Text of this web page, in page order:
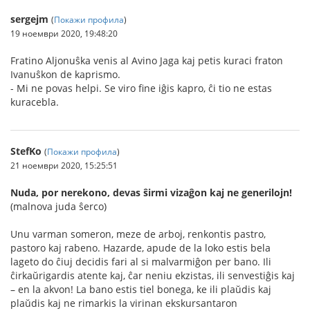
sergejm (Покажи профила)
19 ноември 2020, 19:48:20
Fratino Aljonuŝka venis al Avino Jaga kaj petis kuraci fraton
Ivanuŝkon de kaprismo.
- Mi ne povas helpi. Se viro fine iĝis kapro, ĉi tio ne estas
kuracebla.
StefKo (Покажи профила)
21 ноември 2020, 15:25:51
Nuda, por nerekono, devas ŝirmi vizaĝon kaj ne generilojn!
(malnova juda ŝerco)
Unu varman someron, meze de arboj, renkontis pastro,
pastoro kaj rabeno. Hazarde, apude de la loko estis bela
lageto do ĉiuj decidis fari al si malvarmiĝon per bano. Ili
ĉirkaŭrigardis atente kaj, ĉar neniu ekzistas, ili senvestiĝis kaj
– en la akvon! La bano estis tiel bonega, ke ili plaŭdis kaj
plaŭdis kaj ne rimarkis la virinan ekskursantaron